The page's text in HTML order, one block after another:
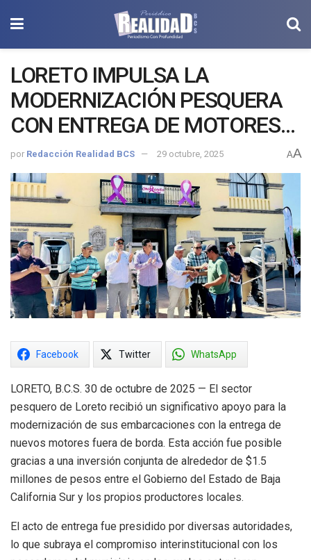
LORETO IMPULSA LA
MODERNIZACIÓN PESQUERA
CON ENTREGA DE MOTORES
FUERA DE BORDA
por Redacción Realidad BCS 29 octubre, 2025 AA
Facebook Twitter WhatsApp
LORETO, B.C.S. 30 de octubre de 2025 — El sector
pesquero de Loreto recibió un significativo apoyo para la
modernización de sus embarcaciones con la entrega de
nuevos motores fuera de borda. Esta acción fue posible
gracias a una inversión conjunta de alrededor de $1.5
millones de pesos entre el Gobierno del Estado de Baja
California Sur y los propios productores locales.
El acto de entrega fue presidido por diversas autoridades,
lo que subraya el compromiso interinstitucional con los